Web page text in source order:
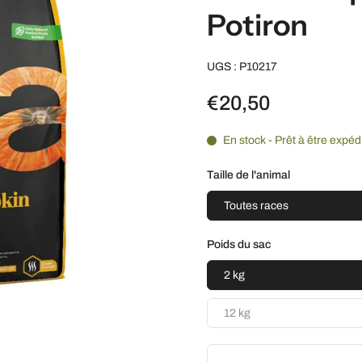
Potiron
UGS : P10217
€20,50
En stock - Prêt à être
Taille de l'animal
Toutes races
Poids du sac
2 kg
12 kg